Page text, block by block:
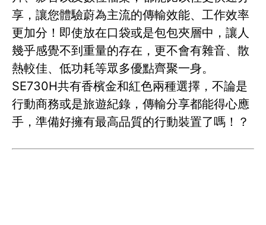
享，讓您體驗蔚為主流的傳輸效能、工作效率
更加分！即使放在口袋或是包包夾層中，讓人
幾乎感覺不到重量的存在，更不會有雜音、散
熱較佳、低功耗等眾多優點齊聚一身。
SE730H共有香檳金和紅色兩種選擇，不論是
行動商務或是旅遊紀錄，傳輸分享都能得心應
手，準備好擁有最高品質的行動裝置了嗎！？